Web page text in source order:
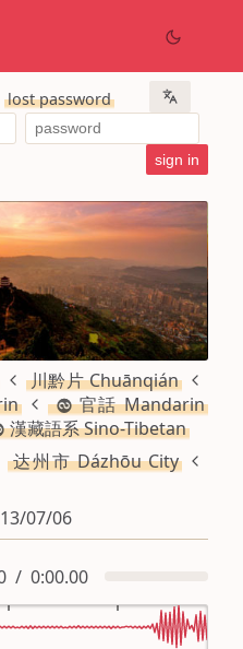
lost password
川黔片 Chuānqián
官話 Mandarin
漢藏語系 Sino-Tibetan
达州市 Dázhōu City
07/06
/ 0:00.00